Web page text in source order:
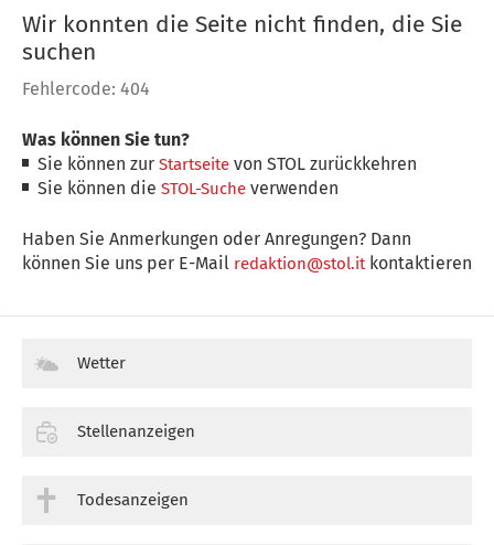
Wir konnten die Seite nicht finden, die Sie
suchen
Fehlercode: 404
Was können Sie tun?
Sie können zurStartseite von STOL zurückkehren
Sie können dieSTOL-Suche verwenden
Haben Sie Anmerkungen oder Anregungen? Dann
können Sie uns per E-Mail redaktion@stol.itkontaktieren
Wetter
Stellenanzeigen
Todesanzeigen